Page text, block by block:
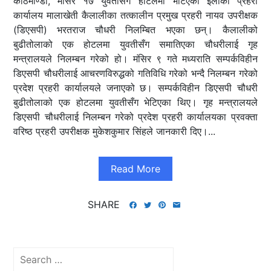
कार्यालय मालाखेती कैलालीका तत्कालीन प्रमुख प्रहरी नायव उपरीक्षक
(डिएसपी) भरतराज चौधरी निलम्बित भएका छन्। कैलालीको
बुढीतोलाको एक होटलमा युवतीसँग समातिएका चौधरीलाई गृह
मन्त्रालयले निलम्बन गरेको हो। मंसिर ९ गते मध्यराति सम्पर्कविहीन
डिएसपी चौधरीलाई आचरणविरुद्धको गतिविधि गरेको भन्दै निलम्बन गरेको
प्रदेश प्रहरी कार्यालयले जनाएको छ। सम्पर्कविहीन डिएसपी चौधरी
बुढीतोलाको एक होटलमा युवतीसँग भेटिएका थिए। गृह मन्त्रालयले
डिएसपी चौधरीलाई निलम्बन गरेको प्रदेश प्रहरी कार्यालयका प्रवक्ता
वरिष्ठ प्रहरी उपरीक्षक मुकेशकुमार सिंहले जानकारी दिए।...
Read More
SHARE
Search